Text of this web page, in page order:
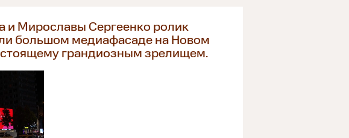
и Мирославы Сергеенко ролик
большом медиафасаде на Новом
грандиозным зрелищем.